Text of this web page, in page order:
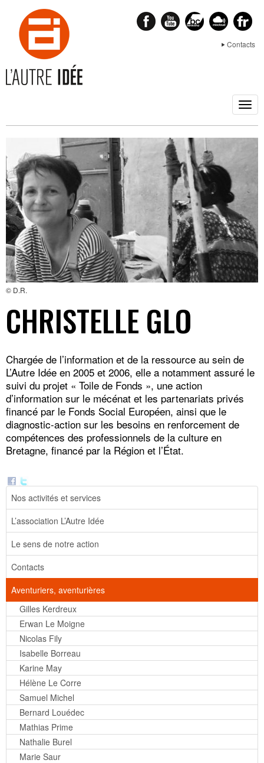
Contacts
© D.R.
CHRISTELLE GLO
Chargée de l’information et de la ressource au sein de
L’Autre Idée en 2005 et 2006, elle a notamment assuré le
suivi du projet « Toile de Fonds », une action
d’information sur le mécénat et les partenariats privés
financé par le Fonds Social Européen, ainsi que le
diagnostic-action sur les besoins en renforcement de
compétences des professionnels de la culture en
Bretagne, financé par la Région et l’État.
Nos activités et services
L’association L’Autre Idée
Le sens de notre action
Contacts
Aventuriers, aventurières
Gilles Kerdreux
Erwan Le Moigne
Nicolas Fily
Isabelle Borreau
Karine May
Hélène Le Corre
Samuel Michel
Bernard Louédec
Mathias Prime
Nathalie Burel
Marie Saur